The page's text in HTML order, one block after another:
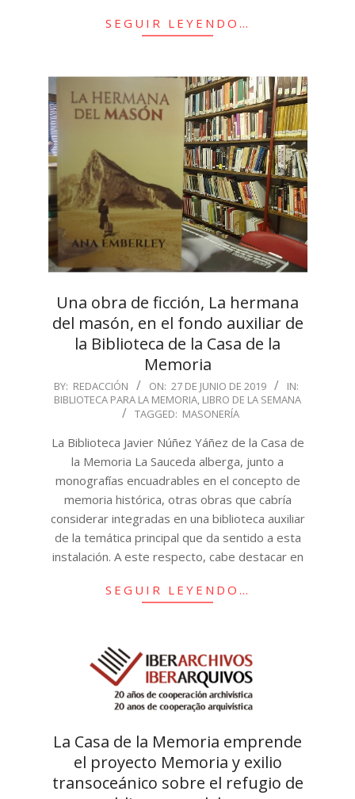
SEGUIR LEYENDO…
Una obra de ficción, La hermana
del masón, en el fondo auxiliar de
la Biblioteca de la Casa de la
Memoria
2019-
06-
BY: REDACCIÓN ON: 27 DE JUNIO DE 2019
IN:
BIBLIOTECA PARA LA MEMORIA, LIBRO DE LA SEMANA
TAGGED: MASONERÍA
La Biblioteca Javier Núñez Yáñez de la Casa de
la Memoria La Sauceda alberga, junto a
monografías encuadrables en el concepto de
memoria histórica, otras obras que cabría
considerar integradas en una biblioteca auxiliar
de la temática principal que da sentido a esta
instalación. A este respecto, cabe destacar en
SEGUIR LEYENDO…
La Casa de la Memoria emprende
el proyecto Memoria y exilio
transoceánico sobre el refugio de